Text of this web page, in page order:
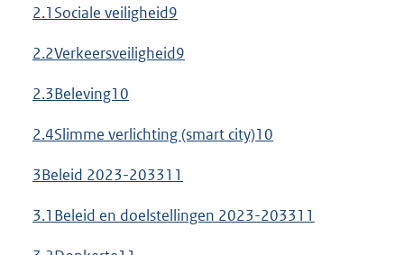
2.1Sociale veiligheid9
2.2Verkeersveiligheid9
2.3Beleving10
2.4Slimme verlichting (smart city)10
3Beleid 2023-203311
3.1Beleid en doelstellingen 2023-203311